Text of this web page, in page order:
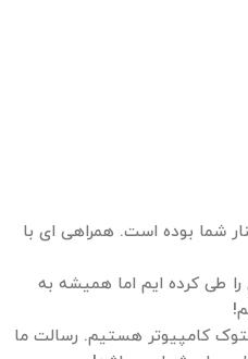
تاکنون در کنار شما بوده است. همراهی ای با
طی کرده ایم اما همیشه به
کامپیوتر هستیم. رسالت ما